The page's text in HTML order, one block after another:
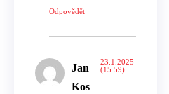
Odpovědět
Jan
Kos
23.1.2025
(15:59)